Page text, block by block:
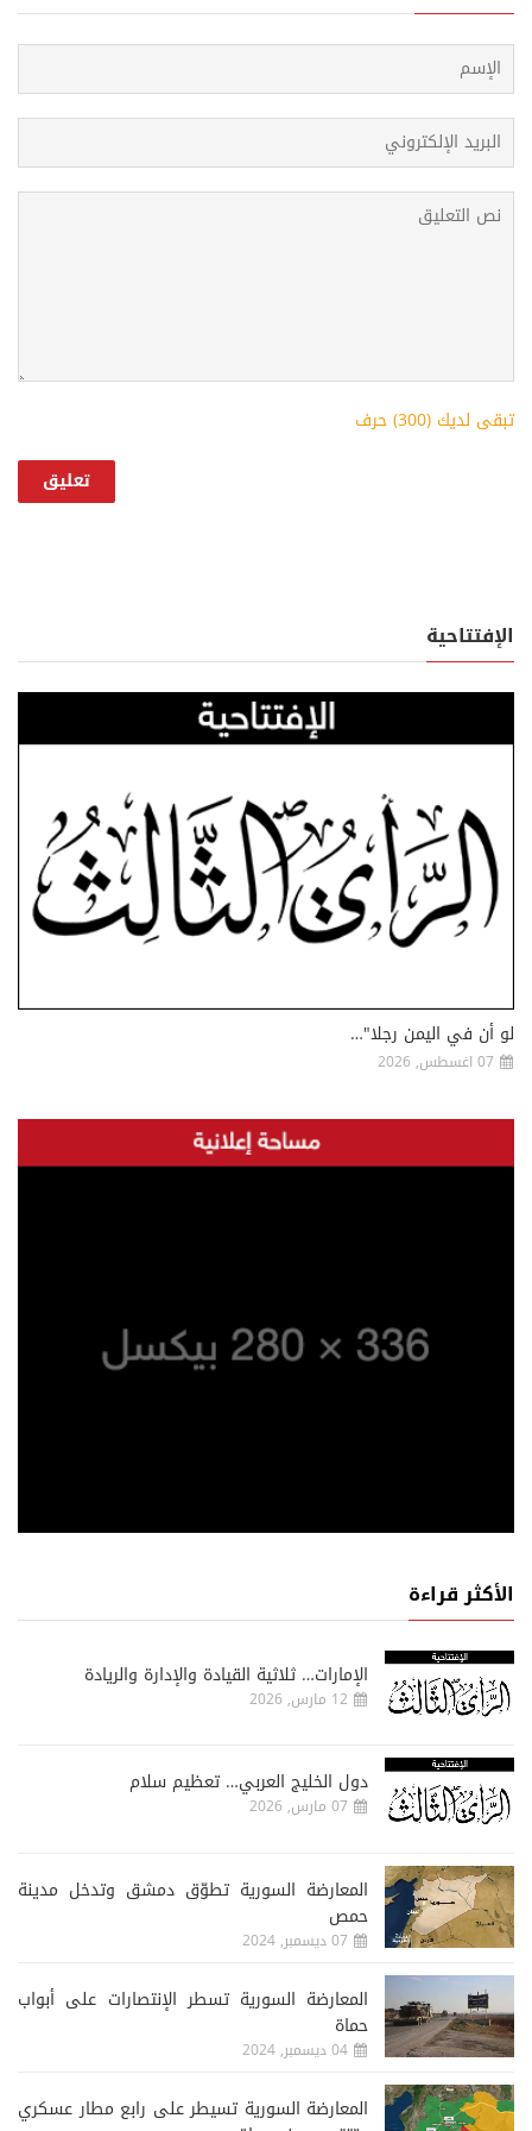
تبقى لديك (300) حرف
الإفتتاحية
لو أن في اليمن رجلا"…
07 اغسطس, 2026
الأكثر قراءة
الإمارات… ثلاثية القيادة والإدارة والريادة
12 مارس, 2026
دول الخليج العربي… تعظيم سلام
07 مارس, 2026
المعارضة السورية تطوّق دمشق وتدخل مدينة
حمص
07 ديسمبر, 2024
المعارضة السورية تسطر الإنتصارات على أبواب
حماة
04 ديسمبر, 2024
المعارضة السورية تسيطر على رابع مطار عسكري